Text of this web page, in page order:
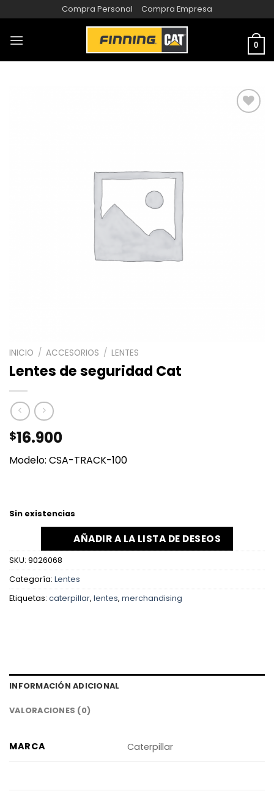
Compra Personal Compra Empresa
0
INICIO / ACCESORIOS / LENTES
Lentes de seguridad Cat
$16.900
Modelo: CSA-TRACK-100
Sin existencias
AÑADIR A LA LISTA DE DESEOS
SKU: 9026068
Categoría: Lentes
Etiquetas: caterpillar, lentes, merchandising
INFORMACIÓN ADICIONAL
VALORACIONES (0)
MARCA Caterpillar